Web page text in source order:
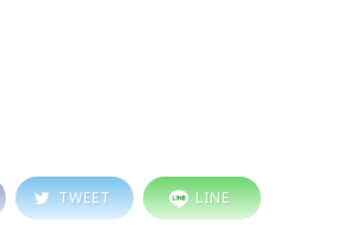
TWEET LINE